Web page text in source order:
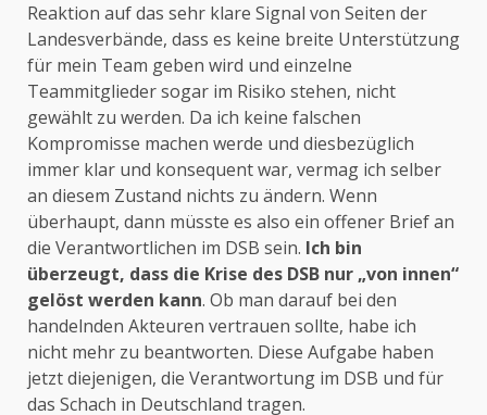
Reaktion auf das sehr klare Signal von Seiten der
Landesverbände, dass es keine breite Unterstützung
für mein Team geben wird und einzelne
Teammitglieder sogar im Risiko stehen, nicht
gewählt zu werden. Da ich keine falschen
Kompromisse machen werde und diesbezüglich
immer klar und konsequent war, vermag ich selber
an diesem Zustand nichts zu ändern. Wenn
überhaupt, dann müsste es also ein offener Brief an
die Verantwortlichen im DSB sein. Ich bin
überzeugt, dass die Krise des DSB nur „von innen“
gelöst werden kann. Ob man darauf bei den
handelnden Akteuren vertrauen sollte, habe ich
nicht mehr zu beantworten. Diese Aufgabe haben
jetzt diejenigen, die Verantwortung im DSB und für
das Schach in Deutschland tragen.